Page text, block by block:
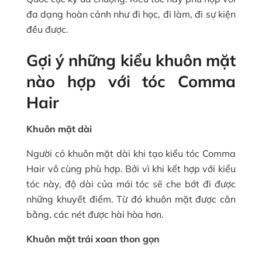
đa dạng hoàn cảnh như đi học, đi làm, đi sự kiện
đều được.
Gợi ý những kiểu khuôn mặt
nào hợp với tóc Comma
Hair
Khuôn mặt dài
Người có khuôn mặt dài khi tạo kiểu tóc Comma
Hair vô cùng phù hợp. Bởi vì khi kết hợp với kiểu
tóc này, độ dài của mái tóc sẽ che bớt đi được
những khuyết điểm. Từ đó khuôn mặt được cân
bằng, các nét được hài hòa hơn.
Khuôn mặt trái xoan thon gọn